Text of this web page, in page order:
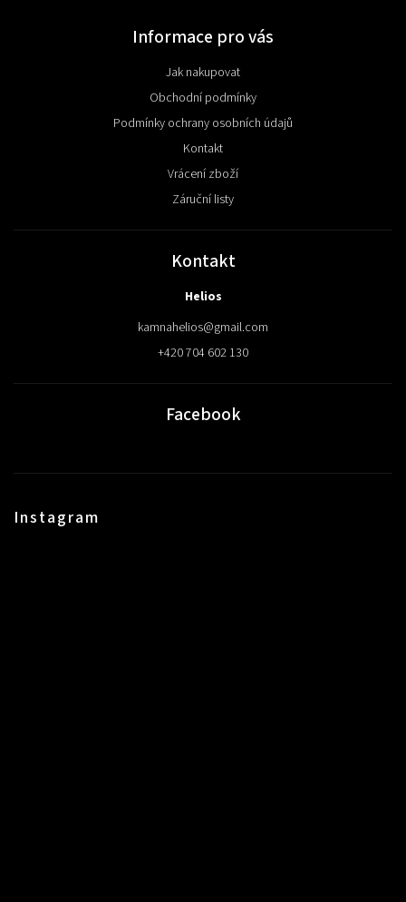
Informace pro vás
Jak nakupovat
Obchodní podmínky
Podmínky ochrany osobních údajů
Kontakt
Vrácení zboží
Záruční listy
Kontakt
Helios
kamnahelios@gmail.com
+420 704 602 130
Facebook
Instagram